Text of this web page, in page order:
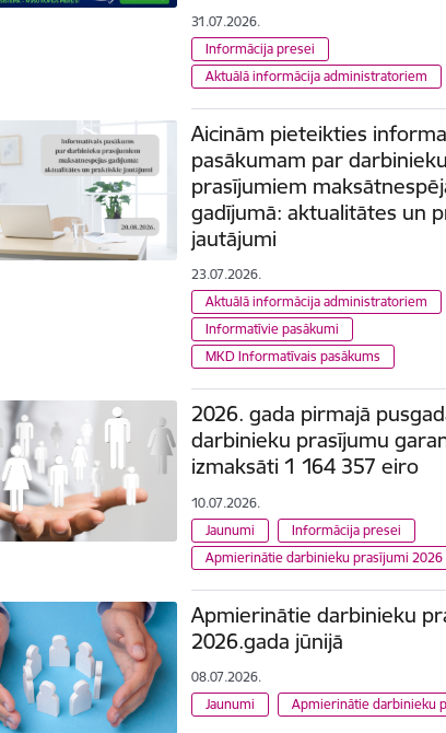
31.07.2026.
Informācija presei
Aktuālā informācija administratoriem
Aicinām pieteikties
pasākumam par darbinieku
prasījumiem
gadījumā: aktualitātes un
jautājumi
23.07.2026.
Aktuālā informācija administratoriem
Informatīvie pasākumi
MKD Informatīvais pasākums
2026. gada pirmajā
darbinieku prasījumu
izmaksāti 1 164 357 eiro
10.07.2026.
Jaunumi
Informācija presei
Apmierinātie darbinieku prasījumi 2026
Apmierinātie darbinieku
2026.gada jūnijā
08.07.2026.
Jaunumi
Apmierinātie darbinieku